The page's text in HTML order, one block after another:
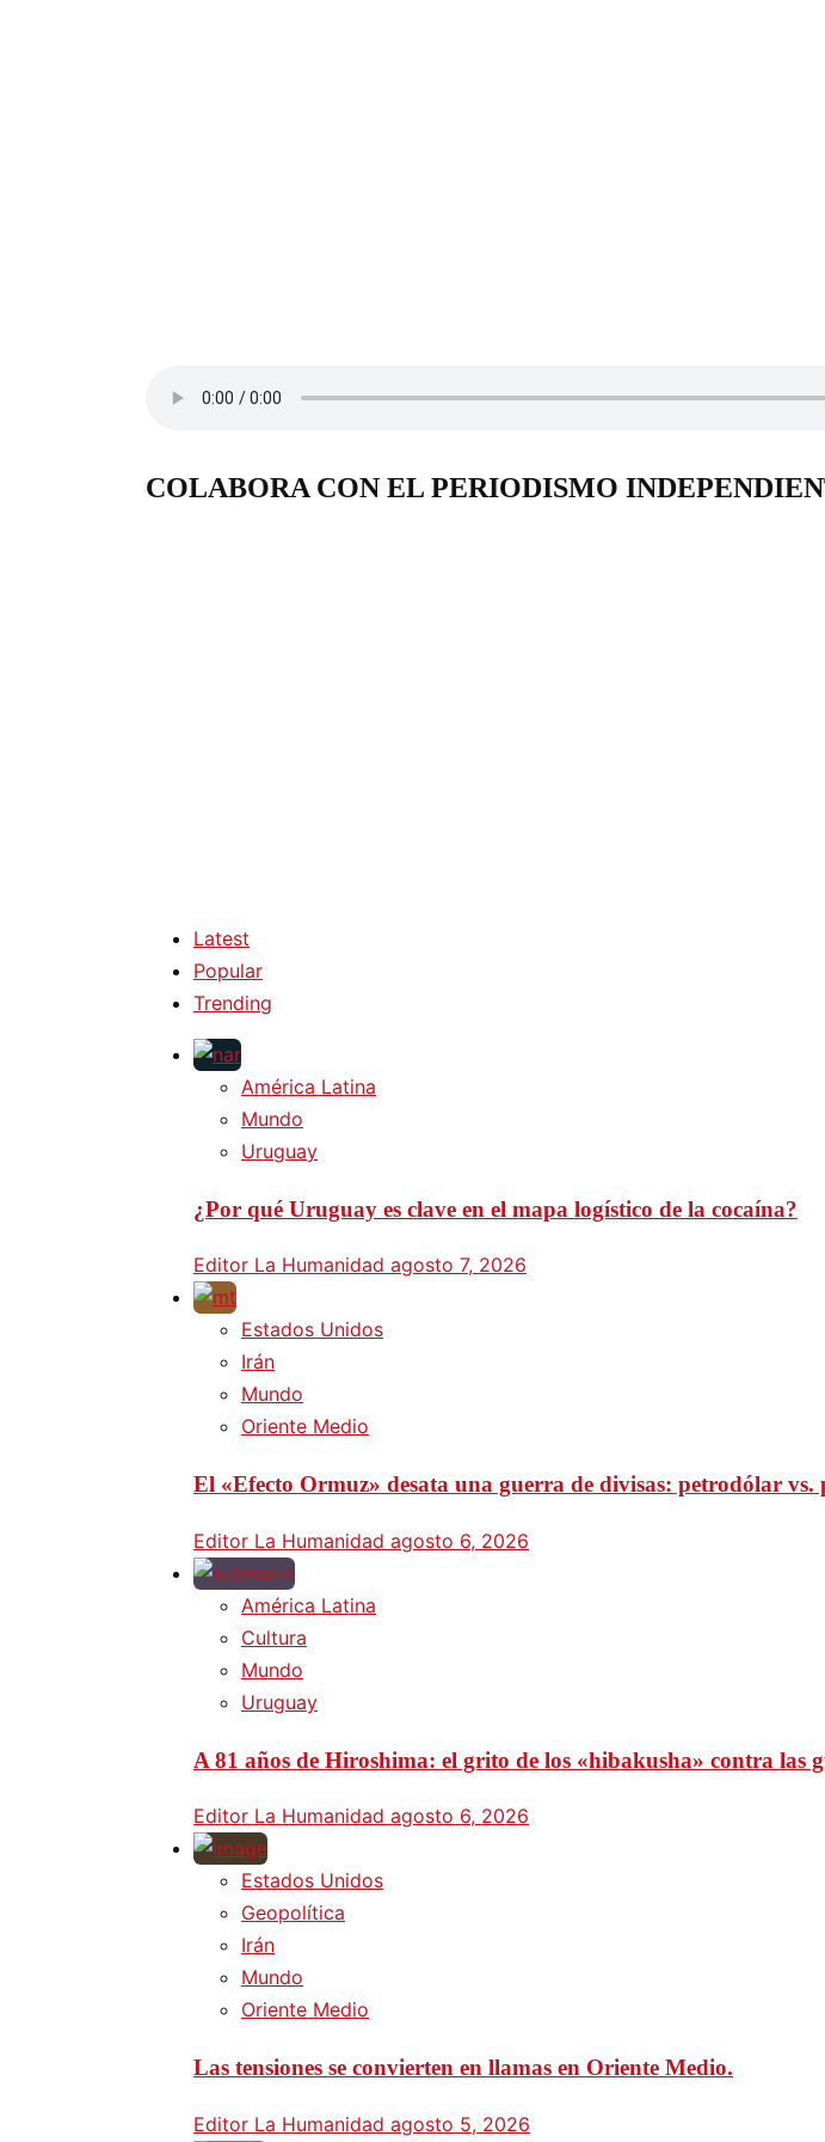
COLABORA CON EL PERIODISMO
Latest
Popular
Trending
América Latina
Mundo
Uruguay
¿Por qué Uruguay es clave en el mapa logístico de la cocaína?
Editor La Humanidad agosto 7, 2026
Estados Unidos
Irán
Mundo
Oriente Medio
El «Efecto Ormuz» desata una guerra de divisas: petrodólar
Editor La Humanidad agosto 6, 2026
América Latina
Cultura
Mundo
Uruguay
A 81 años de Hiroshima: el grito de los «hibakusha» contra las
Editor La Humanidad agosto 6, 2026
Estados Unidos
Geopolítica
Irán
Mundo
Oriente Medio
Las tensiones se convierten en llamas en Oriente Medio.
Editor La Humanidad agosto 5, 2026